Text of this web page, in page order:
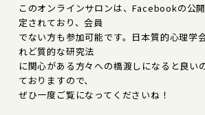
このオンラインサロンは、Facebookの公
定されており、会員
でない方も参加可能です。日本質的心理学
れど質的な研究法
に関心がある方々への橋渡しになると良い
ておりますので、
ぜひ一度ご覧になってくださいね！